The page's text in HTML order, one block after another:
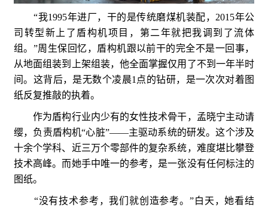
“我1995年进厂，干的是传统磨煤机装配，2015年公
司转型新上了盾构机项目，第二年就把我调到了流体
组。”周生保回忆，盾构机跟以前干的完全不是一回事，
从地面组装到上架组装，他全面掌握仅用了不到一年半时
间。这背后，是无数个凌晨1点的钻研，是一次次对着图
纸反复推敲的执着。
作为盾构行业内少有的女性技术骨干，孟晓宁主动请
缨，负责盾构机“心脏”——主驱动系统的研发。这个涉及
十余个学科、近三万个零部件的复杂系统，难度堪比攀登
技术高峰。而她手中唯一的参考，是一张没有任何标注的
图纸。
“没有技术参考，我们就创造参考。”白天，她看结